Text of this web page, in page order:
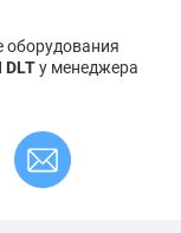
оборудования
DLTу менеджера